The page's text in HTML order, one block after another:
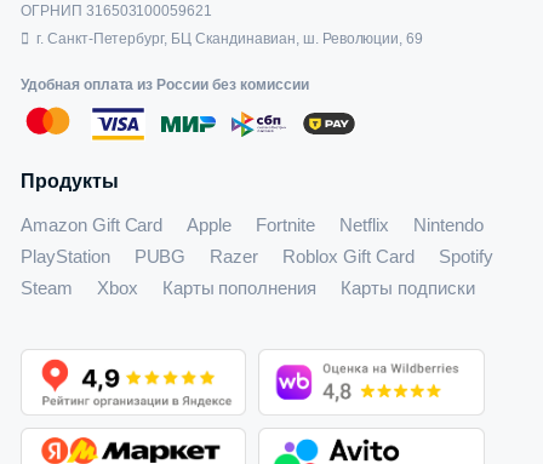
ОГРНИП 316503100059621
г. Санкт-Петербург, БЦ Скандинавиан, ш. Революции, 69
Удобная оплата из России без комиссии
Продукты
Amazon Gift Card Apple Fortnite Netflix
Nintendo
PlayStation
PUBG Razer Roblox Gift Card
Spotify
Steam
Xbox Карты пополнения Карты подписки